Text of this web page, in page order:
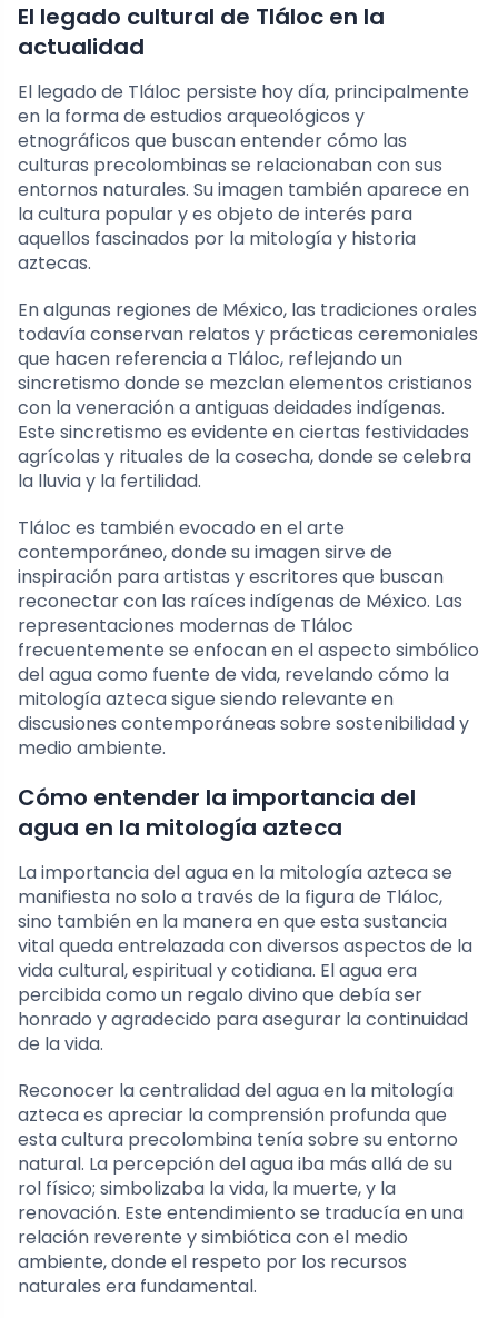
El legado cultural de Tláloc en la
actualidad
El legado de Tláloc persiste hoy día, principalmente
en la forma de estudios arqueológicos y
etnográficos que buscan entender cómo las
culturas precolombinas se relacionaban con sus
entornos naturales. Su imagen también aparece en
la cultura popular y es objeto de interés para
aquellos fascinados por la mitología y historia
aztecas.
En algunas regiones de México, las tradiciones orales
todavía conservan relatos y prácticas ceremoniales
que hacen referencia a Tláloc, reflejando un
sincretismo donde se mezclan elementos cristianos
con la veneración a antiguas deidades indígenas.
Este sincretismo es evidente en ciertas festividades
agrícolas y rituales de la cosecha, donde se celebra
la lluvia y la fertilidad.
Tláloc es también evocado en el arte
contemporáneo, donde su imagen sirve de
inspiración para artistas y escritores que buscan
reconectar con las raíces indígenas de México. Las
representaciones modernas de Tláloc
frecuentemente se enfocan en el aspecto simbólico
del agua como fuente de vida, revelando cómo la
mitología azteca sigue siendo relevante en
discusiones contemporáneas sobre sostenibilidad y
medio ambiente.
Cómo entender la importancia del
agua en la mitología azteca
La importancia del agua en la mitología azteca se
manifiesta no solo a través de la figura de Tláloc,
sino también en la manera en que esta sustancia
vital queda entrelazada con diversos aspectos de la
vida cultural, espiritual y cotidiana. El agua era
percibida como un regalo divino que debía ser
honrado y agradecido para asegurar la continuidad
de la vida.
Reconocer la centralidad del agua en la mitología
azteca es apreciar la comprensión profunda que
esta cultura precolombina tenía sobre su entorno
natural. La percepción del agua iba más allá de su
rol físico; simbolizaba la vida, la muerte, y la
renovación. Este entendimiento se traducía en una
relación reverente y simbiótica con el medio
ambiente, donde el respeto por los recursos
naturales era fundamental.